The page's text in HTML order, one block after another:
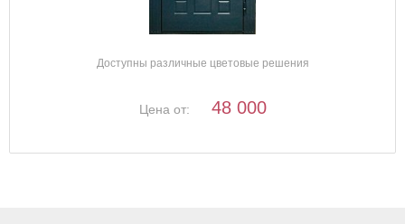
Доступны различные цветовые решения
Цена от: 48 000